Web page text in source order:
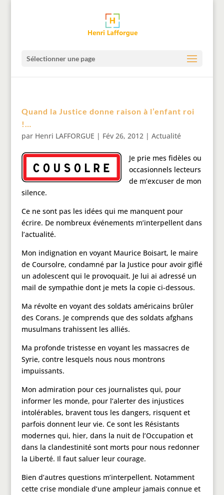
Sélectionner une page
Quand la Justice donne raison à l’enfant roi
!…
par Henri LAFFORGUE | Fév 26, 2012| Actualité
Je prie mes fidèles ou
occasionnels lecteurs
de m’excuser de mon
silence.
Ce ne sont pas les idées qui me manquent pour
écrire. De nombreux événements m’interpellent dans
l’actualité.
Mon indignation en voyant Maurice Boisart, le maire
de Coursolre, condamné par la Justice pour avoir giflé
un adolescent qui le provoquait. Je lui ai adressé un
mail de sympathie dont je mets la copie ci-dessous.
Ma révolte en voyant des soldats américains brûler
des Corans. Je comprends que des soldats afghans
musulmans trahissent les alliés.
Ma profonde tristesse en voyant les massacres de
Syrie, contre lesquels nous nous montrons
impuissants.
Mon admiration pour ces journalistes qui, pour
informer les monde, pour l’alerter des injustices
intolérables, bravent tous les dangers, risquent et
parfois donnent leur vie. Ce sont les Résistants
modernes qui, hier, dans la nuit de l’Occupation et
dans la clandestinité sont morts pour nous redonner
la Liberté. Il faut saluer leur courage.
Bien d’autres questions m’interpellent. Notamment
cette crise mondiale d’une ampleur jamais connue et